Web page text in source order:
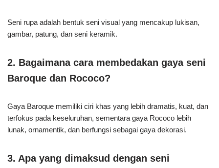
Seni rupa adalah bentuk seni visual yang mencakup lukisan,
gambar, patung, dan seni keramik.
2. Bagaimana cara membedakan gaya seni
Baroque dan Rococo?
Gaya Baroque memiliki ciri khas yang lebih dramatis, kuat, dan
terfokus pada keseluruhan, sementara gaya Rococo lebih
lunak, ornamentik, dan berfungsi sebagai gaya dekorasi.
3. Apa yang dimaksud dengan seni